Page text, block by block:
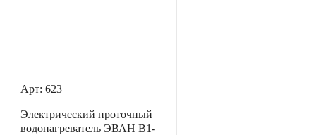
Арт: 623
Электрический проточный
водонагреватель ЭВАН В1-